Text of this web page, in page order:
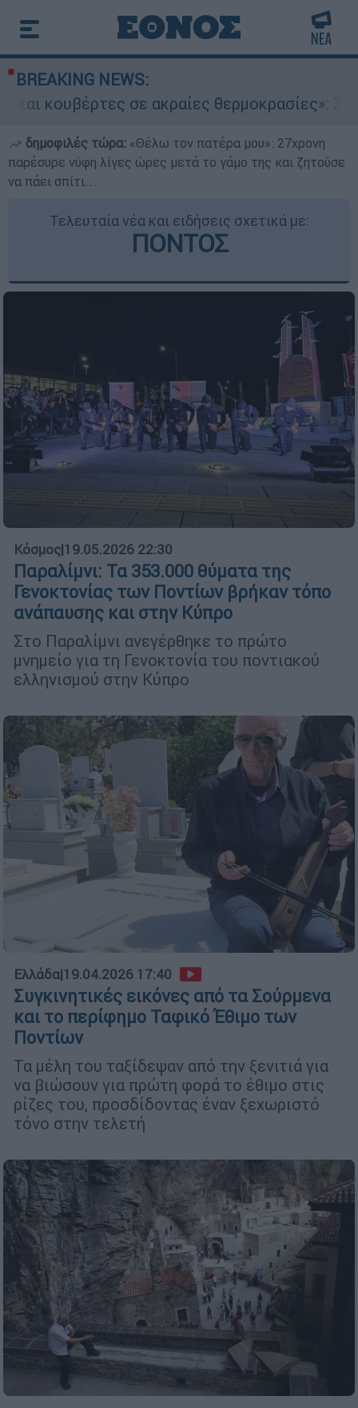
BREAKING NEWS:
σε ακραίες θερμοκρασίες»: Σε δραματικές
δημοφιλές τώρα: «Θέλω τον πατέρα μου»: 27χρονη
παρέσυρε νύφη λίγες ώρες μετά το γάμο της και ζητούσε
να πάει σπίτι...
Τελευταία νέα και ειδήσεις σχετικά με:
ΠΟΝΤΟΣ
Κόσμος|19.05.2026 22:30
Παραλίμνι: Τα 353.000 θύματα της
Γενοκτονίας των Ποντίων βρήκαν τόπο
ανάπαυσης και στην Κύπρο
Στο Παραλίμνι ανεγέρθηκε το πρώτο
μνημείο για τη Γενοκτονία του ποντιακού
ελληνισμού στην Κύπρο
Ελλάδα|19.04.2026 17:40
Συγκινητικές εικόνες από τα Σούρμενα
και το περίφημο Ταφικό Έθιμο των
Ποντίων
Τα μέλη του ταξίδεψαν από την ξενιτιά για
να βιώσουν για πρώτη φορά το έθιμο στις
ρίζες του, προσδίδοντας έναν ξεχωριστό
τόνο στην τελετή